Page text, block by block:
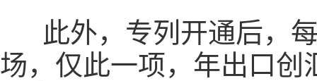
此外，专列开通后，每
场，仅此一项，年出口创